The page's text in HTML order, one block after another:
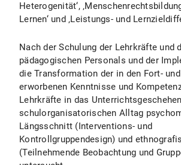
Heterogenität‘,
Lernen‘ und ‚Leistungs- und
Nach der Schulung der Lehrkräfte und
pädagogischen Personals und der
die Transformation der in den Fort-
erworbenen Kenntnisse und
Lehrkräfte in das
schulorganisatorischen Alltag
Längsschnitt (Interventions- und
Kontrollgruppendesign) und
(Teilnehmende Beobachtung und